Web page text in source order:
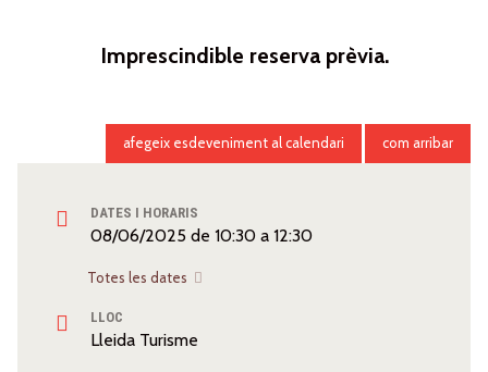
Imprescindible reserva prèvia.
DATES I HORARIS
08/06/2025 de 10:30 a 12:30
Totes les dates
LLOC
Lleida Turisme
afegeix esdeveniment al calendari com arribar